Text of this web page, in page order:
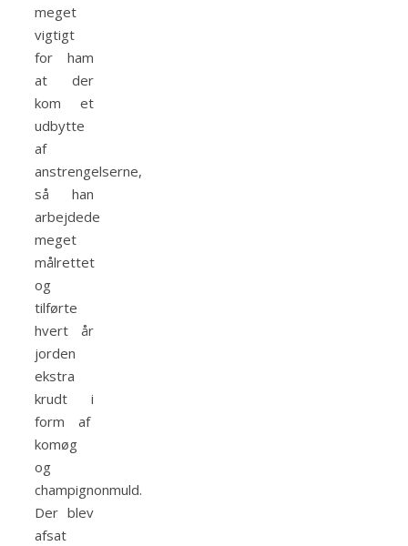
meget
vigtigt
for ham
at der
kom et
udbytte
af
anstrengelserne,
så han
arbejdede
meget
målrettet
og
tilførte
hvert år
jorden
ekstra
krudt i
form af
komøg
og
champignonmuld.
Der blev
afsat